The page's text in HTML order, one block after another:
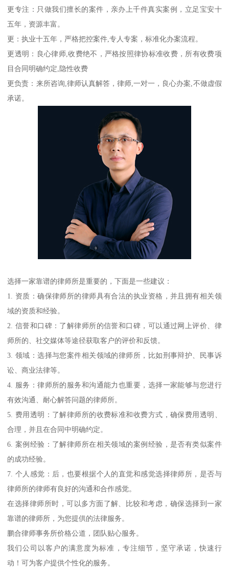
更专注：只做我们擅长的案件，亲办上千件真实案例，立足宝安十
五年，资源丰富。
更：执业十五年，严格把控案件,专人专案，标准化办案流程。
更透明：良心律师,收费绝不，严格按照律协标准收费，所有收费项
目合同明确约定,隐性收费
更负责：来所咨询,律师认真解答，律师,一对一，良心办案,不做虚假
承诺。
选择一家靠谱的律师所是重要的，下面是一些建议：
1. 资质：确保律师所的律师具有合法的执业资格，并且拥有相关领
域的资质和经验。
2. 信誉和口碑：了解律师所的信誉和口碑，可以通过网上评价、律
师所的、社交媒体等途径获取客户的评价和反馈。
3. 领域：选择与您案件相关领域的律师所，比如刑事辩护、民事诉
讼、商业法律等。
4. 服务：律师所的服务和沟通能力也重要，选择一家能够与您进行
有效沟通、耐心解答问题的律师所。
5. 费用透明：了解律师所的收费标准和收费方式，确保费用透明、
合理，并且在合同中明确约定。
6. 案例经验：了解律师所在相关领域的案例经验，是否有类似案件
的成功经验。
7. 个人感觉：后，也要根据个人的直觉和感觉选择律师所，是否与
律师所的律师有良好的沟通和合作感觉。
在选择律师所时，可以多方面了解、比较和考虑，确保选择到一家
靠谱的律师所，为您提供的法律服务。
鹏合律师事务所价格公道，团队贴心服务。
我们公司以客户的满意度为标准，专注细节，坚守承诺，快速行
动！可为客户提供个性化的服务。